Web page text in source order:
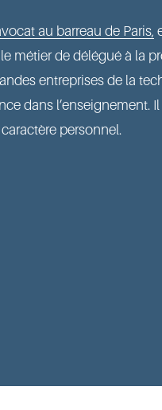
au barreau de Paris,
le métier de délégué à la
entreprises de la
dans l’enseignement. Il
personnel.